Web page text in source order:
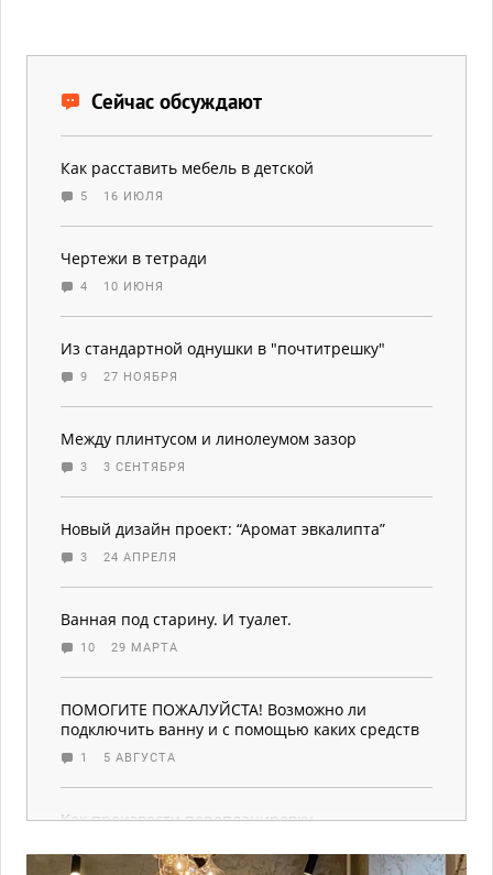
Сейчас обсуждают
Как расставить мебель в детской
5 16 ИЮЛЯ
Чертежи в тетради
4 10 ИЮНЯ
Из стандартной однушки в "почтитрешку"
9 27 НОЯБРЯ
Между плинтусом и линолеумом зазор
3 3 СЕНТЯБРЯ
Новый дизайн проект: “Аромат эвкалипта”
3 24 АПРЕЛЯ
Ванная под старину. И туалет.
10 29 МАРТА
ПОМОГИТЕ ПОЖАЛУЙСТА! Возможно ли
подключить ванну и с помощью каких средств
1 5 АВГУСТА
Как произвести перепланировку